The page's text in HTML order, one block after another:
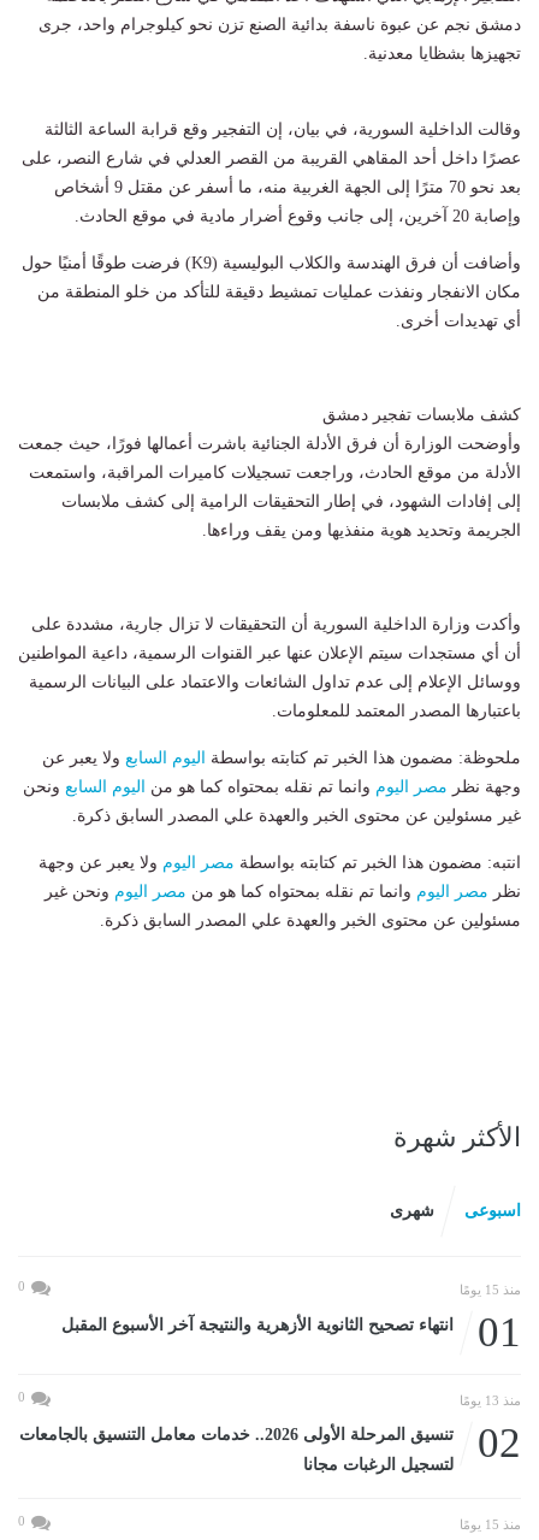
دمشق نجم عن عبوة ناسفة بدائية الصنع تزن نحو كيلوجرام واحد، جرى
تجهيزها بشظايا معدنية.
وقالت الداخلية السورية، في بيان، إن التفجير وقع قرابة الساعة الثالثة
عصرًا داخل أحد المقاهي القريبة من القصر العدلي في شارع النصر، على
بعد نحو 70 مترًا إلى الجهة الغربية منه، ما أسفر عن مقتل 9 أشخاص
وإصابة 20 آخرين، إلى جانب وقوع أضرار مادية في موقع الحادث.
وأضافت أن فرق الهندسة والكلاب البوليسية (K9) فرضت طوقًا أمنيًا حول
مكان الانفجار ونفذت عمليات تمشيط دقيقة للتأكد من خلو المنطقة من
أي تهديدات أخرى.
كشف ملابسات تفجير دمشق
وأوضحت الوزارة أن فرق الأدلة الجنائية باشرت أعمالها فورًا، حيث جمعت
الأدلة من موقع الحادث، وراجعت تسجيلات كاميرات المراقبة، واستمعت
إلى إفادات الشهود، في إطار التحقيقات الرامية إلى كشف ملابسات
الجريمة وتحديد هوية منفذيها ومن يقف وراءها.
وأكدت وزارة الداخلية السورية أن التحقيقات لا تزال جارية، مشددة على
أن أي مستجدات سيتم الإعلان عنها عبر القنوات الرسمية، داعية المواطنين
ووسائل الإعلام إلى عدم تداول الشائعات والاعتماد على البيانات الرسمية
باعتبارها المصدر المعتمد للمعلومات.
ملحوظة: مضمون هذا الخبر تم كتابته بواسطة اليوم السابع ولا يعبر عن
وجهة نظر مصر اليوم وانما تم نقله بمحتواه كما هو من اليوم السابع ونحن
غير مسئولين عن محتوى الخبر والعهدة علي المصدر السابق ذكرة.
انتبه: مضمون هذا الخبر تم كتابته بواسطة مصر اليوم ولا يعبر عن وجهة
نظر مصر اليوم وانما تم نقله بمحتواه كما هو من مصر اليوم ونحن غير
مسئولين عن محتوى الخبر والعهدة علي المصدر السابق ذكرة.
الأكثر شهرة
اسبوعى شهرى
منذ 15 يومًا 0
01 انتهاء تصحيح الثانوية الأزهرية والنتيجة آخر الأسبوع المقبل
منذ 13 يومًا 0
02
تنسيق المرحلة الأولى 2026.. خدمات معامل التنسيق بالجامعات
لتسجيل الرغبات مجانا
منذ 15 يومًا 0